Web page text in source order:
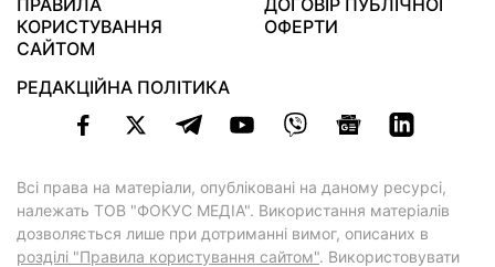
ПРАВИЛА
КОРИСТУВАННЯ
САЙТОМ
ДОГОВІР ПУБЛІЧНОЇ
ОФЕРТИ
РЕДАКЦІЙНА ПОЛІТИКА
Всі права на матеріали, опубліковані на даному ресурсі,
належать ТОВ "ФОКУС МЕДІА". Використання матеріалів
дозволяється лише при дотриманні вимог, описаних в
розділі "Правила користування сайтом". Використовувати